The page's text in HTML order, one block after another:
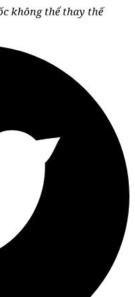
không thể thay thế